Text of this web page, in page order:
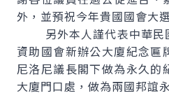
外，並預祝今年貴國國會大
另外本人謹代表中華民
資助國會新辦公大廈紀念匾
尼洛尼議長閣下做為永久的
大廈門口處，做為兩國邦誼